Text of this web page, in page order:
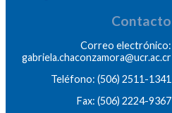
Contacto
Correo electrónico:
gabriela.chaconzamora@ucr.ac.cr
Teléfono: (506) 2511-1341
Fax: (506) 2224-9367